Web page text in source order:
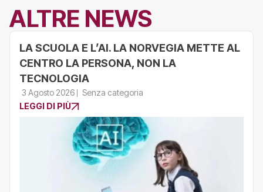
ALTRE NEWS
LA SCUOLA E L’AI. LA NORVEGIA METTE AL
CENTRO LA PERSONA, NON LA
TECNOLOGIA
3 Agosto 2026
Senza categoria
LEGGI DI PIÙ